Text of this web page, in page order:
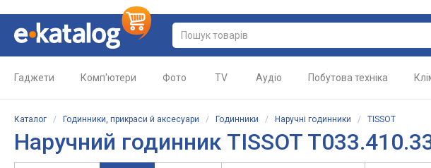
Гаджети Комп'ютери Фото TV Аудіо Побутова техніка
Каталог / Годинники, прикраси й аксесуари / Годинники / Наручні годинники / TISSOT
Наручний годинник TISSOT